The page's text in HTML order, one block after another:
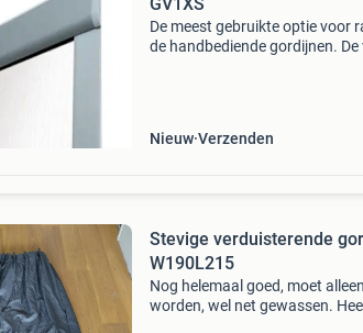
De meest gebruikte optie voor
de handbediende gordijnen.
Nieuw Verzenden
Stevige verduisterende
W190L215
Nog helemaal goed, moet
worden, wel net gewassen.